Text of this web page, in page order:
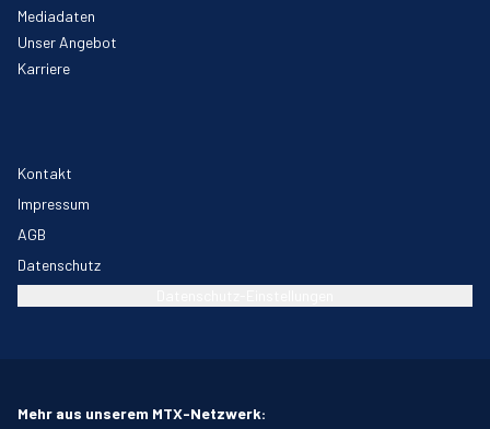
Mediadaten
Unser Angebot
Karriere
Kontakt
Impressum
AGB
Datenschutz
Mehr aus unserem MTX-Netzwerk: